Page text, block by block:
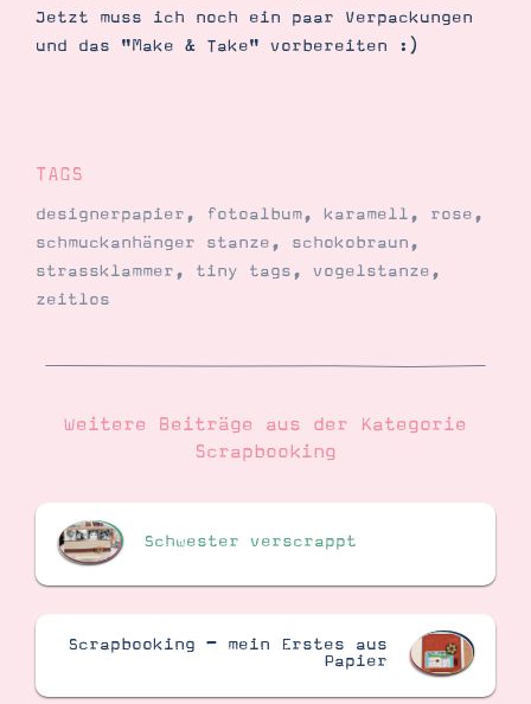
Jetzt muss ich noch ein paar Verpackungen
und das "Make & Take" vorbereiten :)
TAGS
designerpapier, fotoalbum, karamell, rose,
schmuckanhänger stanze, schokobraun,
strassklammer, tiny tags, vogelstanze,
zeitlos
Weitere Beiträge aus der Kategorie
Scrapbooking
Schwester verscrappt
Scrapbooking – mein Erstes aus
Papier